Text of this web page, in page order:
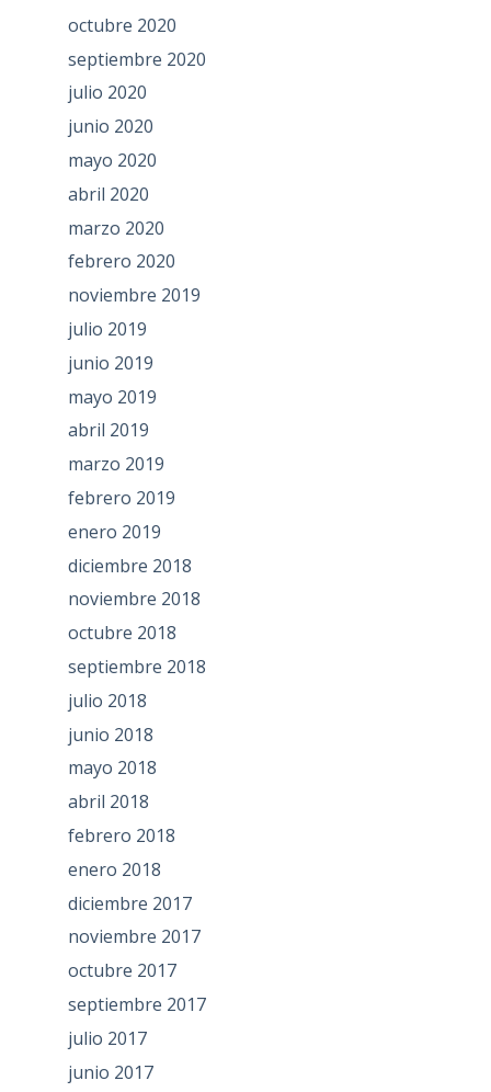
octubre 2020
septiembre 2020
julio 2020
junio 2020
mayo 2020
abril 2020
marzo 2020
febrero 2020
noviembre 2019
julio 2019
junio 2019
mayo 2019
abril 2019
marzo 2019
febrero 2019
enero 2019
diciembre 2018
noviembre 2018
octubre 2018
septiembre 2018
julio 2018
junio 2018
mayo 2018
abril 2018
febrero 2018
enero 2018
diciembre 2017
noviembre 2017
octubre 2017
septiembre 2017
julio 2017
junio 2017